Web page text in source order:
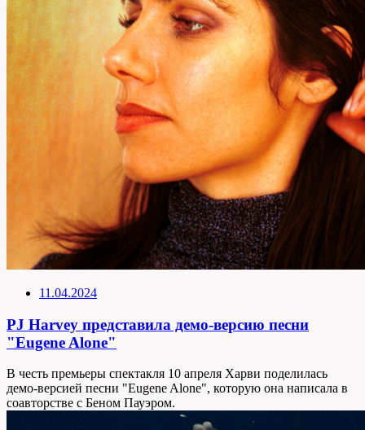
11.04.2024
PJ Harvey представила демо-версию песни
"Eugene Alone"
В честь премьеры спектакля 10 апреля Харви поделилась
демо-версией песни "Eugene Alone", которую она написала в
соавторстве с Беном Пауэром.